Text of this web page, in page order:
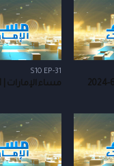
S10 EP-31
مساء الإمارات | 31-5-2024